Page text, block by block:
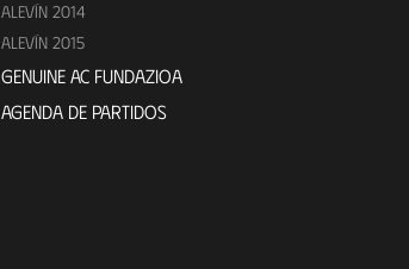
ALEVÍN 2014
ALEVÍN 2015
GENUINE AC FUNDAZIOA
AGENDA DE PARTIDOS